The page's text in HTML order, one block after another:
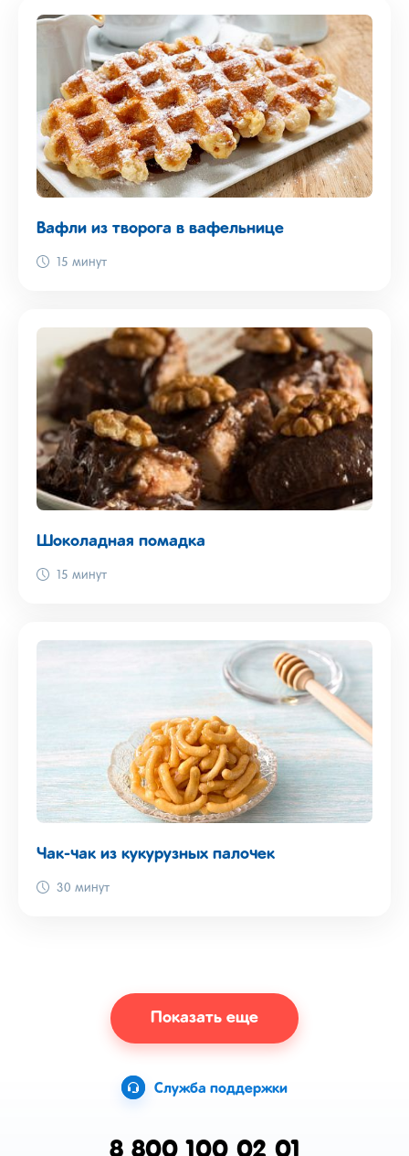
Вафли из творога в вафельнице
15 минут
Шоколадная помадка
15 минут
Чак-чак из кукурузных палочек
30 минут
Показать еще
Служба поддержки
8 800 100 02 01